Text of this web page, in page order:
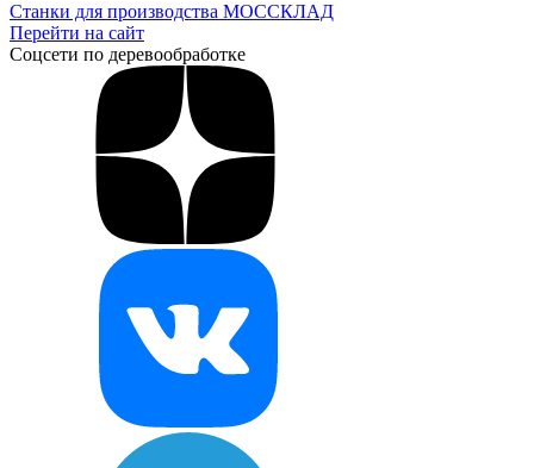
Станки для производства МОССКЛАД
Перейти на сайт
Соцсети по деревообработке